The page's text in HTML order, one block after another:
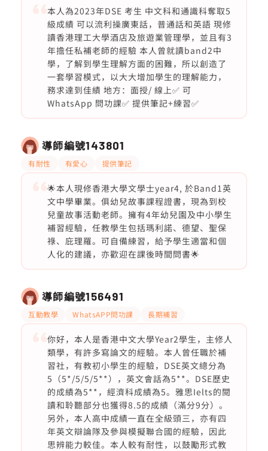
本人為2023年DSE 考生 中文科和通識科奪取5
級成績 可以流利操廣東話，普通話和英語 現修
讀香港理工大學酒店及旅遊業管理學，並且有3
年擔任私補老師的經驗 本人曾就讀band2中
學，了解到學生理解方面的困難，所以創造了
一套學習模式，以大大增加學生的理解能力，
務求達到佳績 地方：面授/ 線上✅ 可
WhatsApp 問功課✅ 提供筆記+練習✅
導師編號143801
有耐性 有愛心 提供筆記
🌟本人現修香港大學文學士year4, 於Band1英
文中學畢業。俱幼兒故事課程證書，現為到校
兒童故事活動老師。擁有4年幼兒園及中小學生
補習經驗，任教學生包括瑪利諾、德望、聖保
祿、庇理羅。可自備練習，給予學生適當和個
人化的建議，亦歡迎在課後時間問書🌟
導師編號156491
互動教學 WhatsAPP問功課 長期補習
你好，本人是香港中文大學Year2學生，主修人
類學，有許多寫論文的經驗。本人曾任職於補
習社，有教初小學生的經驗，DSE英文總分為
5（5*/5/5/5**），英文會話為5**。DSE歷史
的成績為5**，經濟科成績為5。雅思Ielts的閱
讀和聆聽部分也獲得8.5的成績（滿分9分）。
另外，本人高中成績一直在全級頭三，亦有四
年英文辯論隊及參與模擬聯合國的經驗，因此
思辨能力較佳。本人較有耐性，以鼓勵形式教